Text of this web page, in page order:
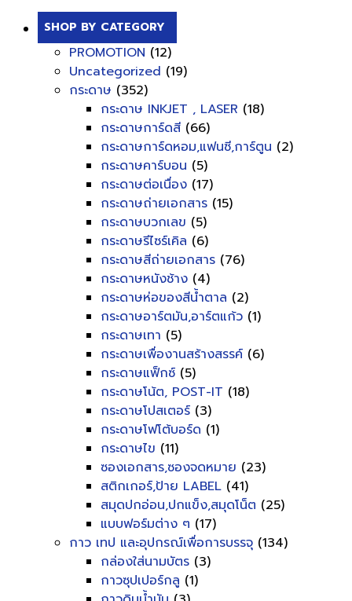
SHOP BY CATEGORY
PROMOTION (12)
Uncategorized (19)
กระดาษ (352)
กระดาษ INKJET , LASER (18)
กระดาษการ์ดสี (66)
กระดาษการ์ดหอม,แฟนซี,การ์ตูน (2)
กระดาษคาร์บอน (5)
กระดาษต่อเนื่อง (17)
กระดาษถ่ายเอกสาร (15)
กระดาษบวกเลข (5)
กระดาษรีไซร์เคิล (6)
กระดาษสีถ่ายเอกสาร (76)
กระดาษหนังช้าง (4)
กระดาษห่อของสีน้ำตาล (2)
กระดาษอาร์ตมัน,อาร์ตแก้ว (1)
กระดาษเทา (5)
กระดาษเพื่องานสร้างสรรค์ (6)
กระดาษแฟ็กซ์ (5)
กระดาษโน้ต, POST-IT (18)
กระดาษโปสเตอร์ (3)
กระดาษโฟโต้บอร์ด (1)
กระดาษไข (11)
ซองเอกสาร,ซองจดหมาย (23)
สติกเกอร์,ป้าย LABEL (41)
สมุดปกอ่อน,ปกแข็ง,สมุดโน็ต (25)
แบบฟอร์มต่าง ๆ (17)
กาว เทป และอุปกรณ์เพื่อการบรรจุ (134)
กล่องใส่นามบัตร (3)
กาวซุปเปอร์กลู (1)